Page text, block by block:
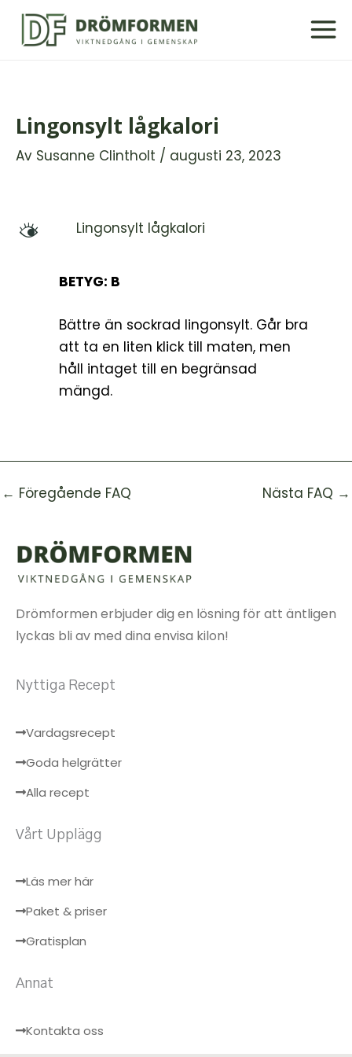
Hoppa
Lingonsylt lågkalori
Av Susanne Clintholt / augusti 23, 2023
M Lingonsylt lågkalori
BETYG: B
Bättre än sockrad lingonsylt. Går bra
att ta en liten klick till maten, men
håll intaget till en begränsad
mängd.
← Föregående FAQ Nästa FAQ →
Drömformen erbjuder dig en lösning för att äntligen
lyckas bli av med dina envisa kilon!
Nyttiga Recept
Vardagsrecept
Goda helgrätter
Alla recept
Vårt Upplägg
Läs mer här
Paket & priser
Gratisplan
Annat
Kontakta oss